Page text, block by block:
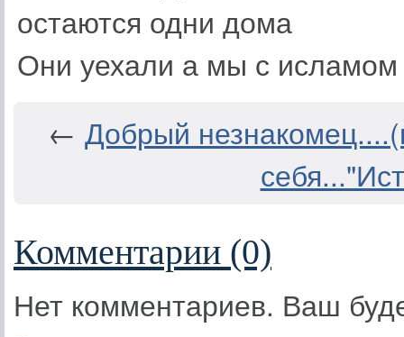
остаются одни дома
Они уехали а мы с
← Добрый
Комментарии (0)
Нет комментариев. Ваш